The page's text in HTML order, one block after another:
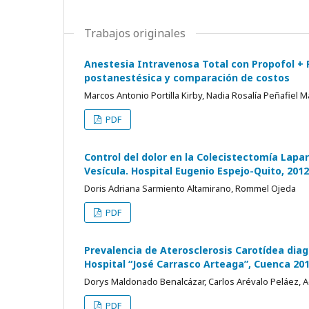
Trabajos originales
Anestesia Intravenosa Total con Propofol +
postanestésica y comparación de costos
Marcos Antonio Portilla Kirby, Nadia Rosalía Peñafiel
PDF
Control del dolor en la Colecistectomía
Vesícula. Hospital Eugenio Espejo-Quito, 2012
Doris Adriana Sarmiento Altamirano, Rommel Ojeda
PDF
Prevalencia de Aterosclerosis Carotídea
Hospital “José Carrasco Arteaga”, Cuenca
Dorys Maldonado Benalcázar, Carlos Arévalo Peláez,
PDF